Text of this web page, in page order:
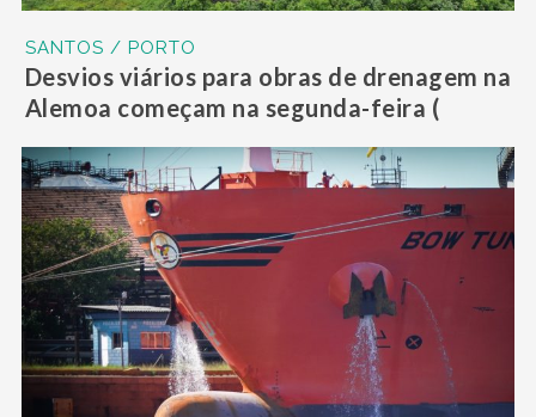
SANTOS / PORTO
Desvios viários para obras de drenagem na
Alemoa começam na segunda-feira (